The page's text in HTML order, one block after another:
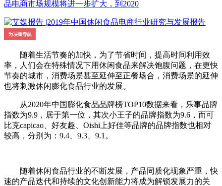
品电商市场规模将进一步扩大，到2020
随着生活节奏的加快，为了节省时间，提高时间利用效
率，人们会在特殊情况下用休闲食品来解决饱腹问题，在更快
节奏的城市，消费场景甚至延伸至正餐场合，消费场景的延伸
也将刺激休闲膨化食品行业的发展。
从2020年中国膨化食品品牌榜TOP10数据来看，乐事品牌
指数为9.9，居于第一位，其次小王子的品牌指数为9.6，而可
比克capicao、好友趣、Oishi上好佳等品牌的品牌指数也相对
较高，分别为：9.4、9.3、9.1。
随着休闲食品行业的不断发展，产品同质化现象严重，快
速的产品迭代和持续的文化创新能力将成为解锁发展力的关